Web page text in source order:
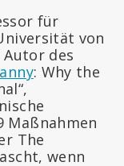
für
von
des
: Why the
Maßnahmen
The
wenn